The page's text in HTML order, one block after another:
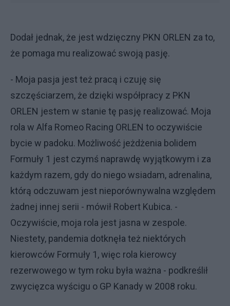
Dodał jednak, że jest wdzięczny PKN ORLEN za to,
że pomaga mu realizować swoją pasję.
- Moja pasja jest też pracą i czuję się
szczęściarzem, że dzięki współpracy z PKN
ORLEN jestem w stanie tę pasję realizować. Moja
rola w Alfa Romeo Racing ORLEN to oczywiście
bycie w padoku. Możliwość jeżdżenia bolidem
Formuły 1 jest czymś naprawdę wyjątkowym i za
każdym razem, gdy do niego wsiadam, adrenalina,
którą odczuwam jest nieporównywalna względem
żadnej innej serii - mówił Robert Kubica. -
Oczywiście, moja rola jest jasna w zespole.
Niestety, pandemia dotknęła też niektórych
kierowców Formuły 1, więc rola kierowcy
rezerwowego w tym roku była ważna - podkreślił
zwycięzca wyścigu o GP Kanady w 2008 roku.